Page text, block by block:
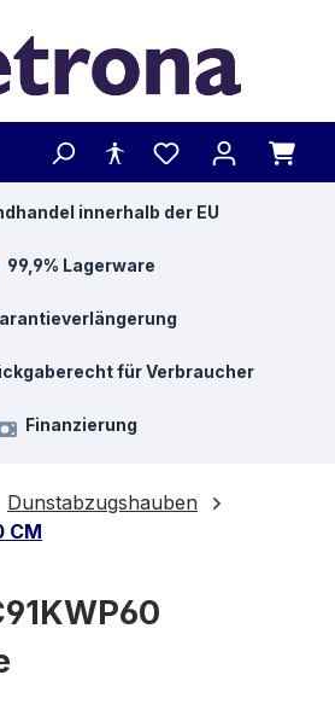
innerhalb der EU
99,9% Lagerware
für Verbraucher
Finanzierung
Dunstabzugshauben
CM